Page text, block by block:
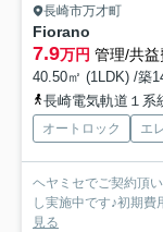
長崎市万才町
Fiorano
7.9万円 管理/共
40.50㎡ (1LDK) /築
長崎電気軌道１系
オートロック エ
ヘヤミセでご契約頂
し実施中です♪初期
見る